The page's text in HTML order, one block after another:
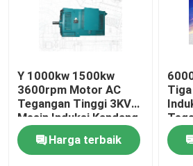
Y 1000kw 1500kw
3600rpm Motor AC
Tegangan Tinggi 3KV
Mesin Induksi Kandang
Tupai
Harga terbaik
10kv